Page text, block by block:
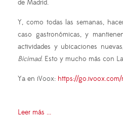
de Madrid.
Y, como todas las semanas,
caso gastronómicas, y
actividades y ubicaciones
Bicimad. Esto y mucho más con
Ya en iVoox: https://
Leer más ...